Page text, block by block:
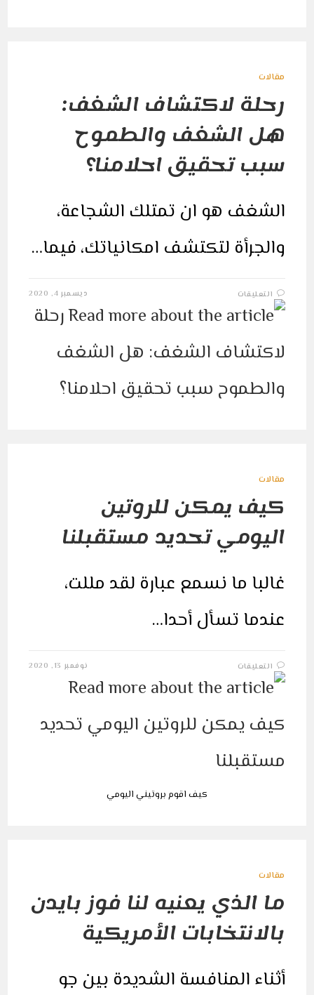
مقالات
رحلة لاكتشاف الشغف:
هل الشغف والطموح
سبب تحقيق احلامنا؟
الشغف هو ان تمتلك الشجاعة،
والجرأة لتكتشف امكانياتك، فيما…
التعليقات
لاكتشاف
الشغف:
والطموح
سبب
مغلقة
ديسمبر 4, 2020
مقالات
كيف يمكن للروتين
اليومي تحديد مستقبلنا
غالبا ما نسمع عبارة لقد مللت،
عندما تسأل أحدا…
التعليقات
يمكن
للروتين
مستقبلنا
مغلقة
نوفمبر 13, 2020
كيف اقوم بروتيني اليومي
مقالات
ما الذي يعنيه لنا فوز بايدن
بالانتخابات الأمريكية
أثناء المنافسة الشديدة بين جو